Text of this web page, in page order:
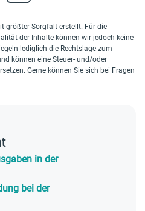
größter Sorgfalt erstellt. Für die
der Inhalte können wir jedoch keine
lediglich die Rechtslage zum
können eine Steuer- und/oder
Gerne können Sie sich bei Fragen
in der
bei der